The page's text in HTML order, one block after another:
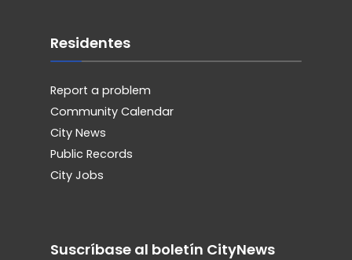
Residentes
Report a problem
Community Calendar
City News
Public Records
City Jobs
Suscríbase al boletín CityNews